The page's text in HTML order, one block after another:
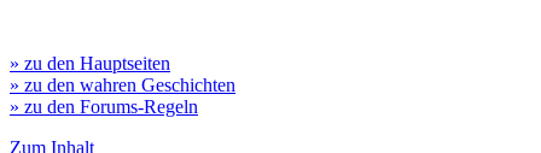
» zu den Hauptseiten
» zu den wahren Geschichten
» zu den Forums-Regeln
Zum Inhalt